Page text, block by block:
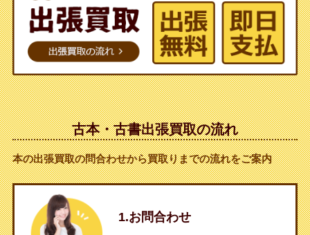
古本・古書出張買取の流れ
本の出張買取の問合わせから買取りまでの流れをご案内
1.お問合わせ